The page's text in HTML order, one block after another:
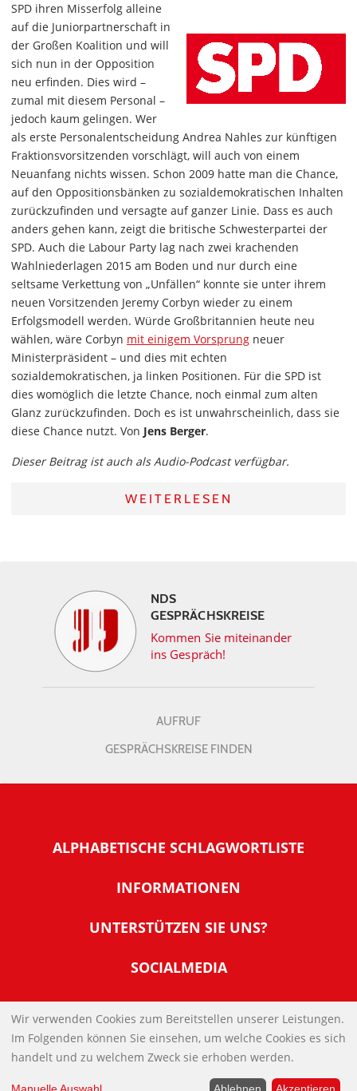
SPD ihren Misserfolg alleine
auf die Juniorpartnerschaft in
der Großen Koalition und will
sich nun in der Opposition
neu erfinden. Dies wird –
zumal mit diesem Personal –
jedoch kaum gelingen. Wer
als erste Personalentscheidung Andrea Nahles zur künftigen
Fraktionsvorsitzenden vorschlägt, will auch von einem
Neuanfang nichts wissen. Schon 2009 hatte man die Chance,
auf den Oppositionsbänken zu sozialdemokratischen Inhalten
zurückzufinden und versagte auf ganzer Linie. Dass es auch
anders gehen kann, zeigt die britische Schwesterpartei der
SPD. Auch die Labour Party lag nach zwei krachenden
Wahlniederlagen 2015 am Boden und nur durch eine
seltsame Verkettung von „Unfällen“ konnte sie unter ihrem
neuen Vorsitzenden Jeremy Corbyn wieder zu einem
Erfolgsmodell werden. Würde Großbritannien heute neu
wählen, wäre Corbyn mit einigem Vorsprung neuer
Ministerpräsident – und dies mit echten
sozialdemokratischen, ja linken Positionen. Für die SPD ist
dies womöglich die letzte Chance, noch einmal zum alten
Glanz zurückzufinden. Doch es ist unwahrscheinlich, dass sie
diese Chance nutzt. Von Jens Berger.
Dieser Beitrag ist auch als Audio-Podcast verfügbar.
WEITERLESEN
NDS
GESPRÄCHSKREISE
Kommen Sie miteinander
ins Gespräch!
AUFRUF
GESPRÄCHSKREISE FINDEN
ALPHABETISCHE SCHLAGWORTLISTE
INFORMATIONEN
Warum NachDenkSeiten
Tipps zur Nutzung der NachDenkSeiten
Banner und E-Mail-Signaturen
Links
Kontakt
Impressum
UNTERSTÜTZEN SIE UNS?
Werden Sie Fördermitglied
Spenden Sie Online
SOCIALMEDIA
IMPRESSUM
DATENSCHUTZERKLÄRUNG
Wir verwenden Cookies zum Bereitstellen unserer Leistungen.
Im Folgenden können Sie einsehen, um welche Cookies es sich
handelt und zu welchem Zweck sie erhoben werden.